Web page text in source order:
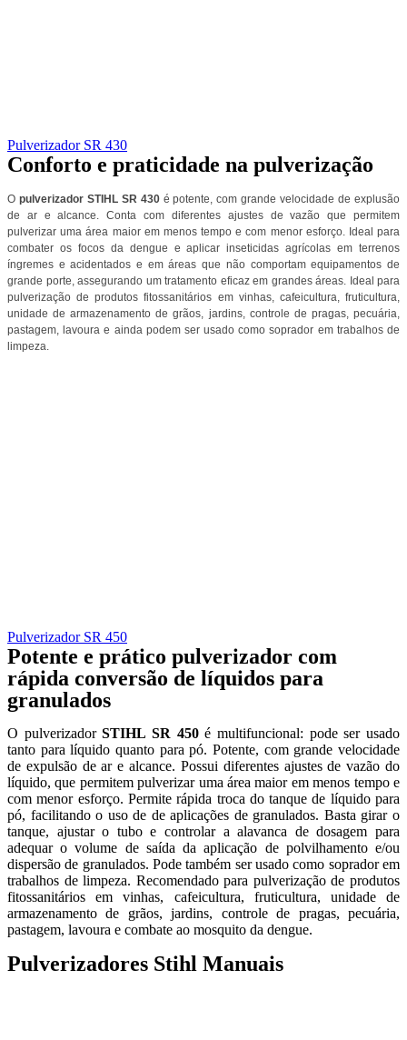
Pulverizador SR 430
Conforto e praticidade na pulverização
O pulverizador STIHL SR 430 é potente, com grande velocidade de explusão
de ar e alcance. Conta com diferentes ajustes de vazão que permitem
pulverizar uma área maior em menos tempo e com menor esforço. Ideal para
combater os focos da dengue e aplicar inseticidas agrícolas em terrenos
íngremes e acidentados e em áreas que não comportam equipamentos de
grande porte, assegurando um tratamento eficaz em grandes áreas. Ideal para
pulverização de produtos fitossanitários em vinhas, cafeicultura, fruticultura,
unidade de armazenamento de grãos, jardins, controle de pragas, pecuária,
pastagem, lavoura e ainda podem ser usado como soprador em trabalhos de
limpeza.
Pulverizador SR 450
Potente e prático pulverizador com
rápida conversão de líquidos para
granulados
O pulverizadorSTIHL SR 450é multifuncional: pode ser usado
tanto para líquido quanto para pó. Potente, com grande velocidade
de expulsão de ar e alcance. Possui diferentes ajustes de vazão do
líquido, que permitem pulverizar uma área maior em menos tempo e
com menor esforço. Permite rápida troca do tanque de líquido para
pó, facilitando o uso de de aplicações de granulados. Basta girar o
tanque, ajustar o tubo e controlar a alavanca de dosagem para
adequar o volume de saída da aplicação de polvilhamento e/ou
dispersão de granulados. Pode também ser usado como soprador em
trabalhos de limpeza. Recomendado para pulverização de produtos
fitossanitários em vinhas, cafeicultura, fruticultura, unidade de
armazenamento de grãos, jardins, controle de pragas, pecuária,
pastagem, lavoura e combate ao mosquito da dengue.
Pulverizadores Stihl Manuais